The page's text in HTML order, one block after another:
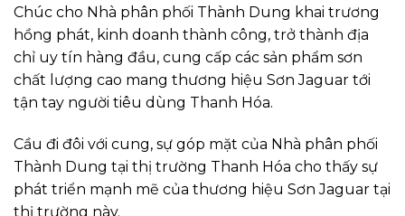
Chúc cho Nhà phân phối Thành Dung khai trương
hồng phát, kinh doanh thành công, trở thành địa
chỉ uy tín hàng đầu, cung cấp các sản phẩm sơn
chất lượng cao mang thương hiệu Sơn Jaguar tới
tận tay người tiêu dùng Thanh Hóa.
Cầu đi đôi với cung, sự góp mặt của Nhà phân phối
Thành Dung tại thị trường Thanh Hóa cho thấy sự
phát triển mạnh mẽ của thương hiệu Sơn Jaguar tại
thị trường này.